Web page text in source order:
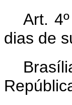
Art.
dias de